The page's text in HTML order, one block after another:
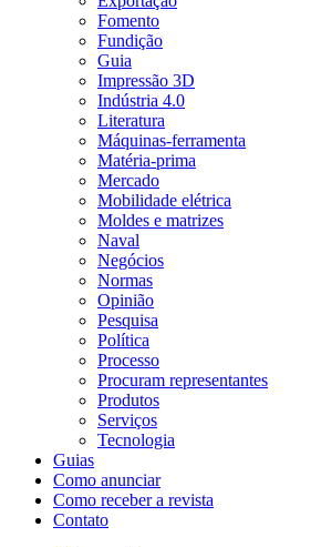
Fomento
Fundição
Guia
Impressão 3D
Indústria 4.0
Literatura
Máquinas-ferramenta
Matéria-prima
Mercado
Mobilidade elétrica
Moldes e matrizes
Naval
Negócios
Normas
Opinião
Pesquisa
Política
Processo
Procuram representantes
Produtos
Serviços
Tecnologia
Guias
Como anunciar
Como receber a revista
Contato